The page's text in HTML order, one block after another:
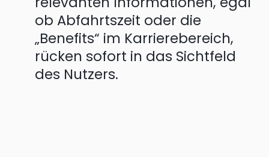
ob Abfahrtszeit oder die
„Benefits“ im Karrierebereich,
rücken sofort in das Sichtfeld
des Nutzers.